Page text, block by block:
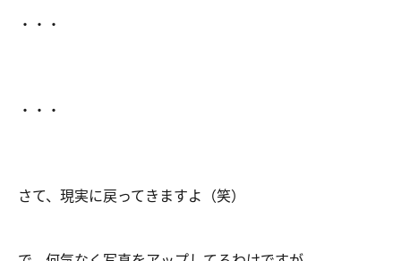
・・・
・・・
さて、現実に戻ってきますよ（笑）